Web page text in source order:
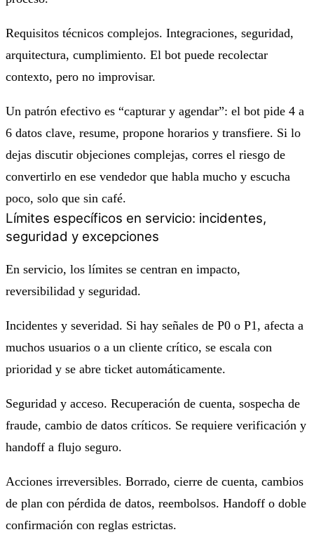
Requisitos técnicos complejos. Integraciones, seguridad,
arquitectura, cumplimiento. El bot puede recolectar
contexto, pero no improvisar.
Un patrón efectivo es “capturar y agendar”: el bot pide 4 a
6 datos clave, resume, propone horarios y transfiere. Si lo
dejas discutir objeciones complejas, corres el riesgo de
convertirlo en ese vendedor que habla mucho y escucha
poco, solo que sin café.
Límites específicos en servicio: incidentes,
seguridad y excepciones
En servicio, los límites se centran en impacto,
reversibilidad y seguridad.
Incidentes y severidad. Si hay señales de P0 o P1, afecta a
muchos usuarios o a un cliente crítico, se escala con
prioridad y se abre ticket automáticamente.
Seguridad y acceso. Recuperación de cuenta, sospecha de
fraude, cambio de datos críticos. Se requiere verificación y
handoff a flujo seguro.
Acciones irreversibles. Borrado, cierre de cuenta, cambios
de plan con pérdida de datos, reembolsos. Handoff o doble
confirmación con reglas estrictas.